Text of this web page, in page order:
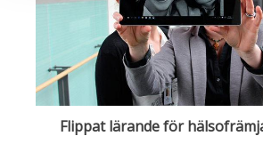
Flippat lärande för